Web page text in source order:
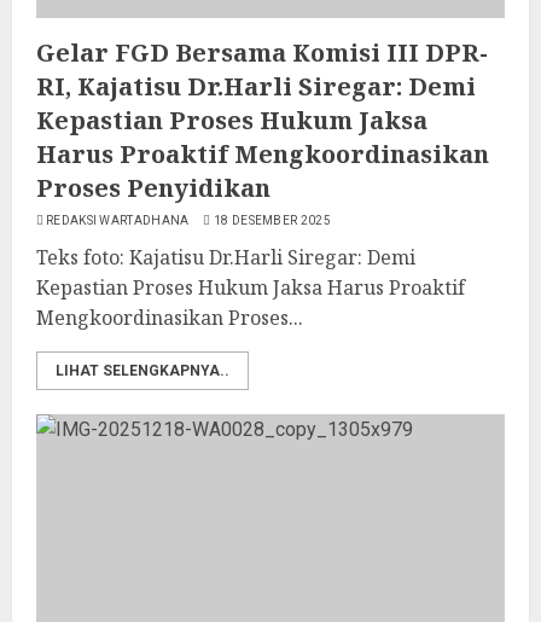
Gelar FGD Bersama Komisi III DPR-
RI, Kajatisu Dr.Harli Siregar: Demi
Kepastian Proses Hukum Jaksa
Harus Proaktif Mengkoordinasikan
Proses Penyidikan
REDAKSI WARTADHANA 18 DESEMBER 2025
Teks foto: Kajatisu Dr.Harli Siregar: Demi
Kepastian Proses Hukum Jaksa Harus Proaktif
Mengkoordinasikan Proses...
LIHAT SELENGKAPNYA..